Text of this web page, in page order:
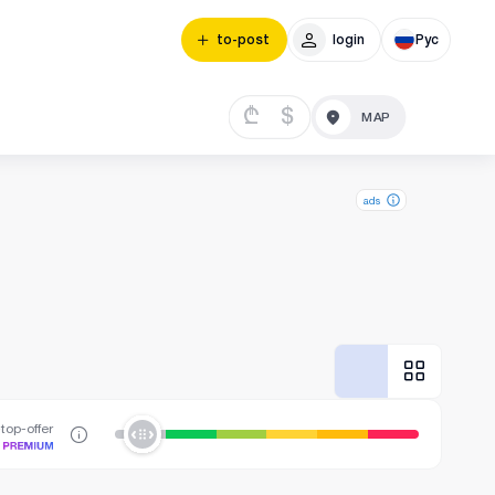
to-post login Рус
₾ $
ads
offer